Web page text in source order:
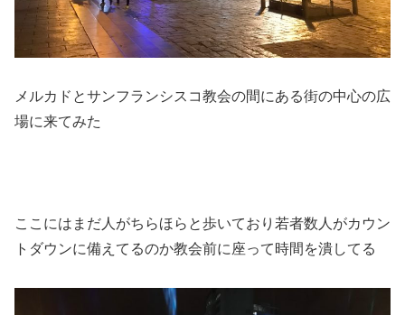
メルカドとサンフランシスコ教会の間にある街の中心の広
場に来てみた
ここにはまだ人がちらほらと歩いており若者数人がカウン
トダウンに備えてるのか教会前に座って時間を潰してる